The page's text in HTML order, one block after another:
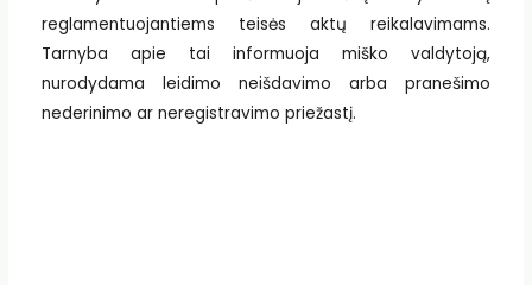
reglamentuojantiems teisės aktų reikalavimams.
Tarnyba apie tai informuoja miško valdytoją,
nurodydama leidimo neišdavimo arba pranešimo
nederinimo ar neregistravimo priežastį.